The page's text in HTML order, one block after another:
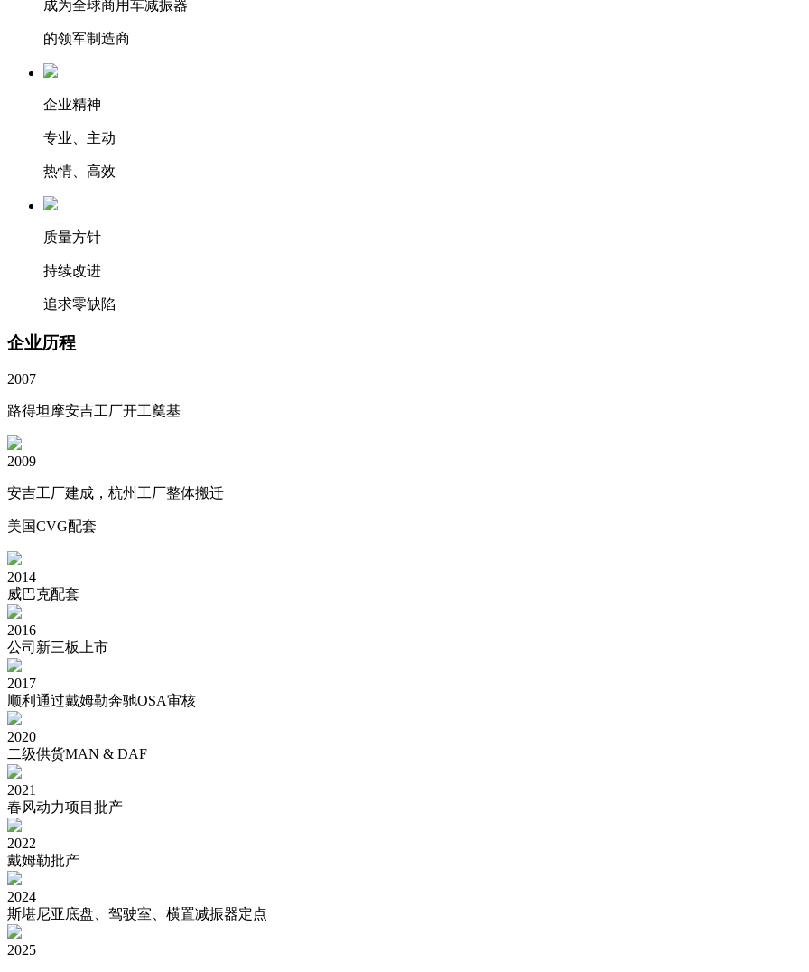
成为全球商用车减振器
的领军制造商
企业精神
专业、主动
热情、高效
质量方针
持续改进
追求零缺陷
企业历程
2007
路得坦摩安吉工厂开工奠基
2009
安吉工厂建成，杭州工厂整体搬迁
美国CVG配套
2014
威巴克配套
2016
公司新三板上市
2017
顺利通过戴姆勒奔驰OSA审核
2020
二级供货MAN & DAF
2021
春风动力项目批产
2022
戴姆勒批产
2024
斯堪尼亚底盘、驾驶室、横置减振器定点
2025